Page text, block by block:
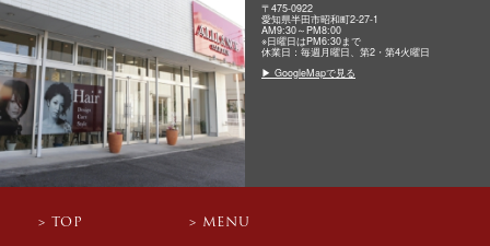
〒475-0922
愛知県半田市昭和町2-27-1
AM9:30～PM8:00
※日曜日はPM6:30まで
休業日：毎週月曜日、第2・第4火曜日
▶ GoogleMapで見る
TOP MENU